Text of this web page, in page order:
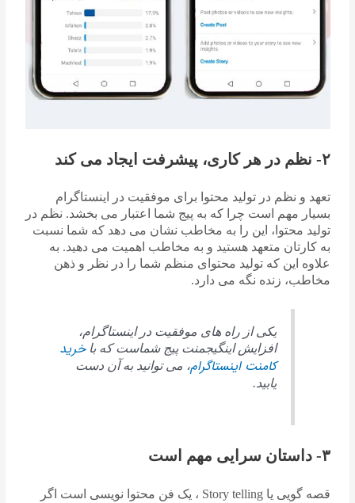
۲- نظم در هر کاری، پیشرفت ایجاد می کند
تعهد و نظم در تولید محتوا برای موفقیت در اینستاگرام
بسیار مهم است چرا که به پیج شما اعتبار می بخشد. نظم در
تولید محتوا، این را به مخاطب نشان می دهد که شما نسبت
به کارتان متعهد هستید و به مخاطب اهمیت می دهید. به
علاوه این که تولید محتوای منظم شما را در نظر و ذهن
مخاطب، زنده نگه می دارد.
یکی از راه های موفقیت در اینستاگرام،
افزایش اینگیجمنت پیج شماست که باخرید
کامنت اینستاگرام، می توانید به آن دست
یابید.
۳- داستان سرایی مهم است
قصه گویی یا Story telling ، یک فن محتوا نویسی است اگر